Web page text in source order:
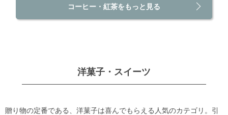
コーヒー・紅茶をもっと見る
洋菓子・スイーツ
贈り物の定番である、洋菓子は喜んでもらえる人気のカテゴリ。引